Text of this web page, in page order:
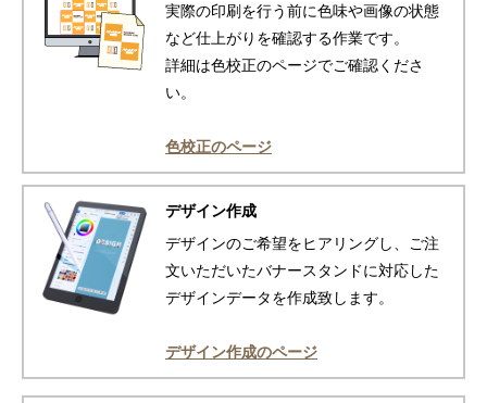
実際の印刷を行う前に色味や画像の状態
など仕上がりを確認する作業です。
詳細は色校正のページでご確認くださ
い。
色校正のページ
デザイン作成
デザインのご希望をヒアリングし、ご注
文いただいたバナースタンドに対応した
デザインデータを作成致します。
デザイン作成のページ